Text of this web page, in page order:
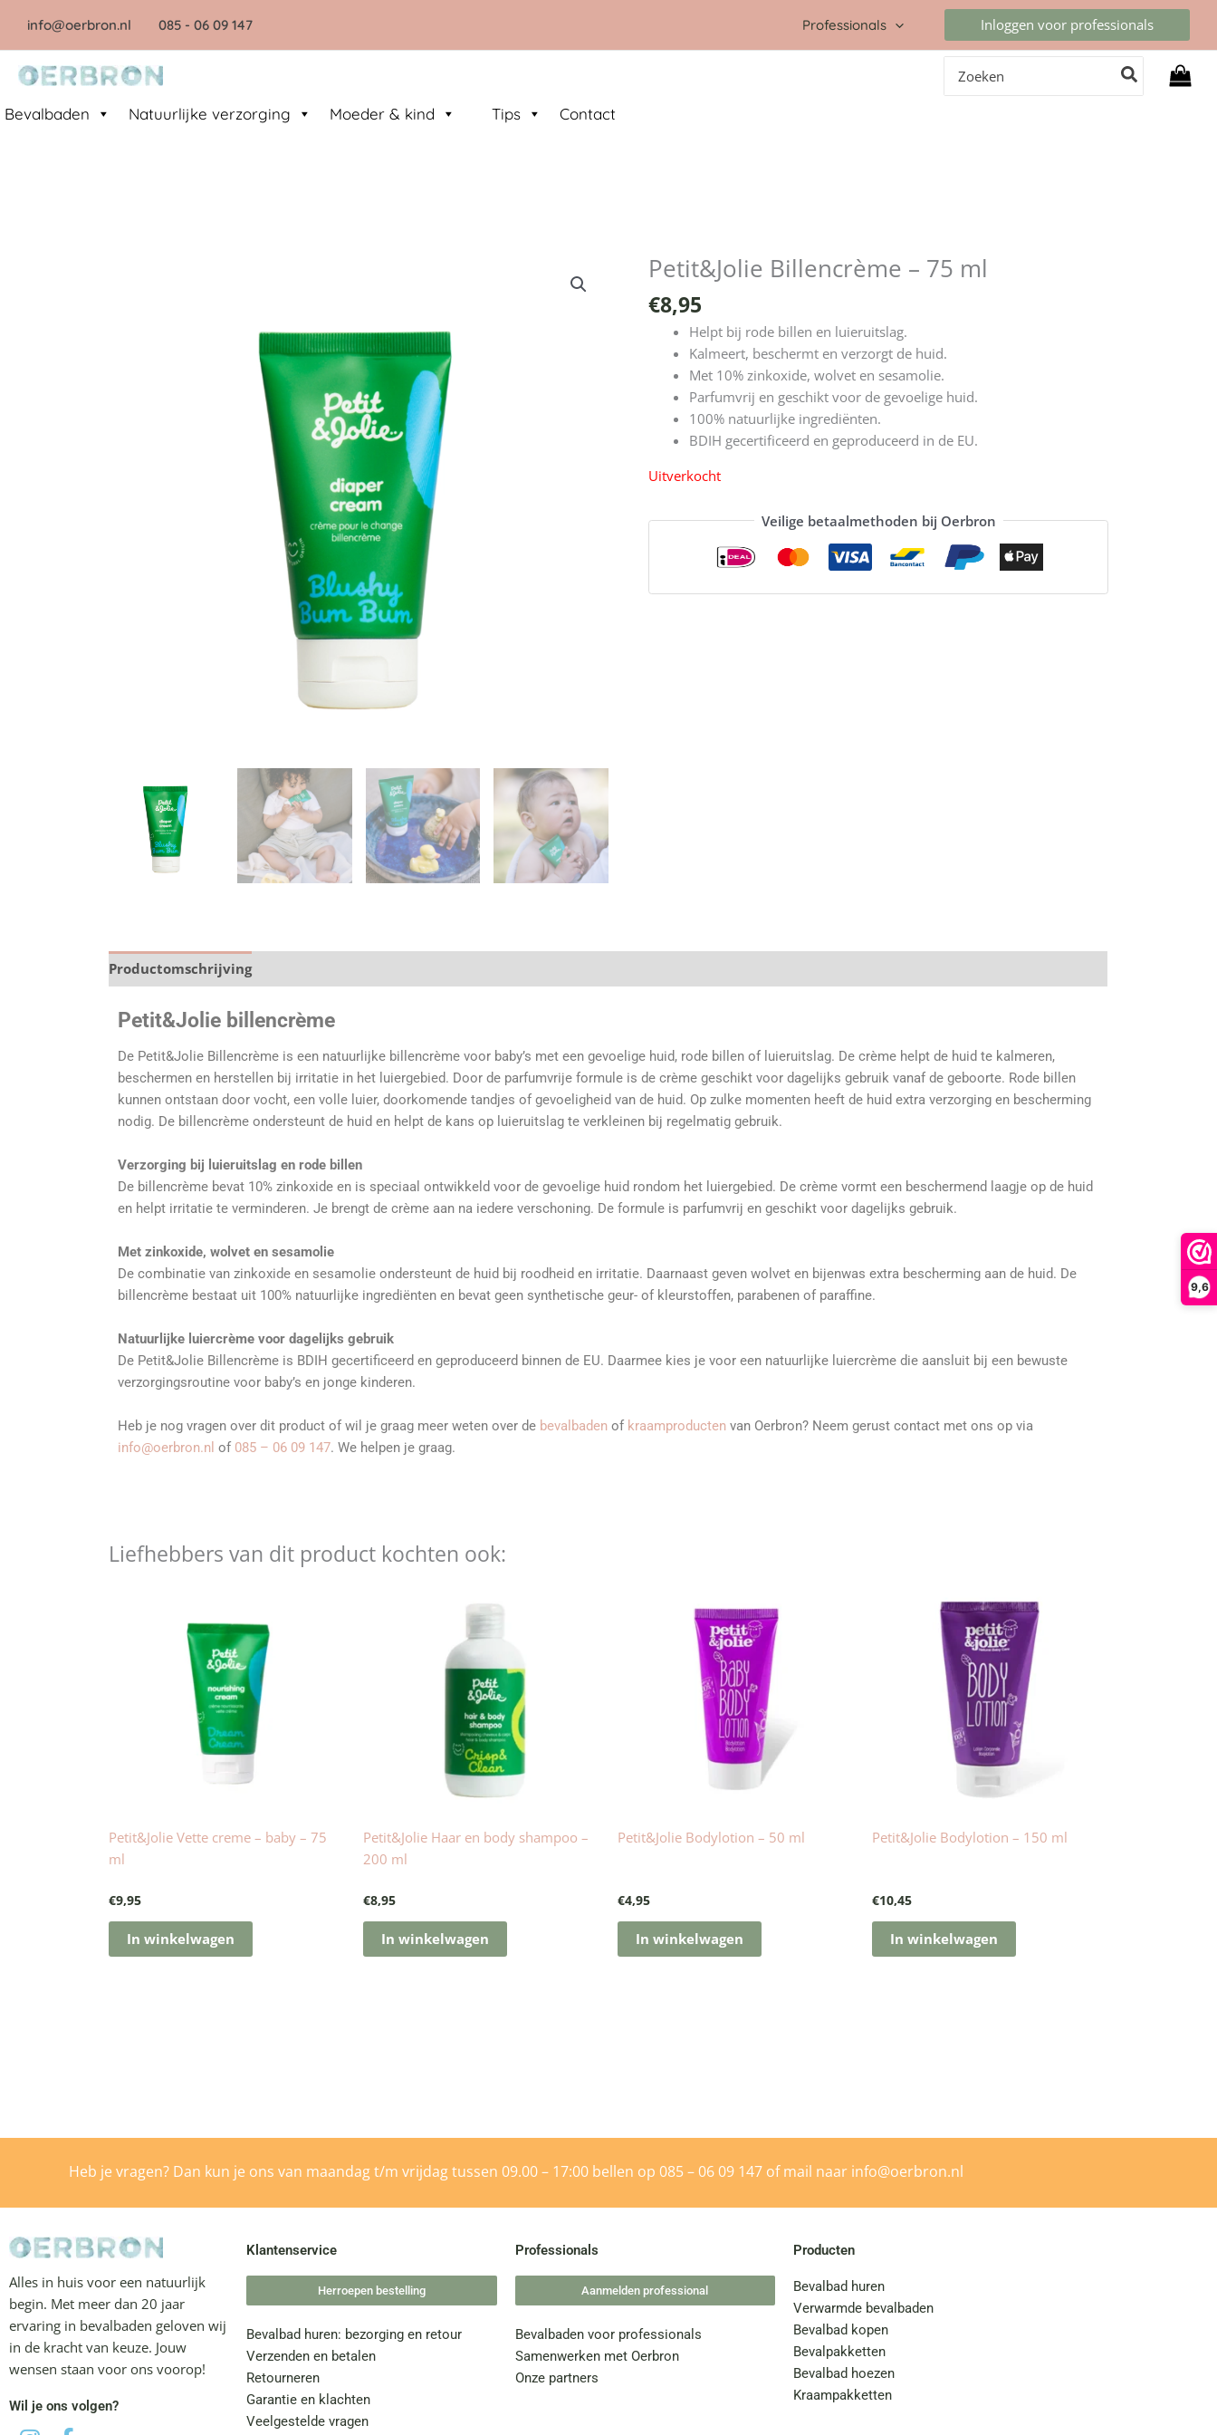
9,6
de
inhoud
info@oerbron.nl 085 - 06 09 147 Professionals Inloggen voor professionals
naar:
Bevalbaden Natuurlijke verzorging Moeder & kind Tips Contact
Petit&Jolie Billencrème – 75 ml
€8,95
Helpt bij rode billen en luieruitslag.
Kalmeert, beschermt en verzorgt de huid.
Met 10% zinkoxide, wolvet en sesamolie.
Parfumvrij en geschikt voor de gevoelige huid.
100% natuurlijke ingrediënten.
BDIH gecertificeerd en geproduceerd in de EU.
Uitverkocht
Veilige betaalmethoden bij Oerbron
Productomschrijving
Petit&Jolie billencrème
De Petit&Jolie Billencrème is een natuurlijke billencrème voor baby’s met een gevoelige huid, rode billen of luieruitslag. De crème helpt de huid te kalmeren,
beschermen en herstellen bij irritatie in het luiergebied. Door de parfumvrije formule is de crème geschikt voor dagelijks gebruik vanaf de geboorte. Rode billen
kunnen ontstaan door vocht, een volle luier, doorkomende tandjes of gevoeligheid van de huid. Op zulke momenten heeft de huid extra verzorging en bescherming
nodig. De billencrème ondersteunt de huid en helpt de kans op luieruitslag te verkleinen bij regelmatig gebruik.
Verzorging bij luieruitslag en rode billen
De billencrème bevat 10% zinkoxide en is speciaal ontwikkeld voor de gevoelige huid rondom het luiergebied. De crème vormt een beschermend laagje op de huid
en helpt irritatie te verminderen.Je brengt de crème aan na iedere verschoning. De formule is parfumvrij en geschikt voor dagelijks gebruik.
Met zinkoxide, wolvet en sesamolie
De combinatie van zinkoxide en sesamolie ondersteunt de huid bij roodheid en irritatie. Daarnaast geven wolvet en bijenwas extra bescherming aan de huid. De
billencrème bestaat uit 100% natuurlijke ingrediënten en bevat geen synthetische geur- of kleurstoffen, parabenen of paraffine.
Natuurlijke luiercrème voor dagelijks gebruik
De Petit&Jolie Billencrème is BDIH gecertificeerd en geproduceerd binnen de EU. Daarmee kies je voor een natuurlijke luiercrème die aansluit bij een bewuste
verzorgingsroutine voor baby’s en jonge kinderen.
Heb je nog vragen over dit product of wil je graag meer weten over de bevalbaden of kraamproducten van Oerbron? Neem gerust contact met ons op via
info@oerbron.nl of 085 – 06 09 147. We helpen je graag.
Liefhebbers van dit product kochten ook:
Petit&Jolie Vette creme – baby – 75
ml
€9,95
In winkelwagen
Petit&Jolie Haar en body shampoo –
200 ml
€8,95
In winkelwagen
Petit&Jolie Bodylotion – 50 ml
€4,95
In winkelwagen
Petit&Jolie Bodylotion – 150 ml
€10,45
In winkelwagen
Heb je vragen? Dan kun je ons van maandag t/m vrijdag tussen 09.00 – 17:00 bellen op 085 – 06 09 147 of mail naar info@oerbron.nl
Alles in huis voor een natuurlijk
begin. Met meer dan 20 jaar
ervaring in bevalbaden geloven wij
in de kracht van keuze. Jouw
wensen staan voor ons voorop!
Wil je ons volgen?
Klantenservice
Herroepen bestelling
Bevalbad huren: bezorging en retour
Verzenden en betalen
Retourneren
Garantie en klachten
Veelgestelde vragen
Professionals
Aanmelden professional
Bevalbaden voor professionals
Samenwerken met Oerbron
Onze partners
Producten
Bevalbad huren
Verwarmde bevalbaden
Bevalbad kopen
Bevalpakketten
Bevalbad hoezen
Kraampakketten